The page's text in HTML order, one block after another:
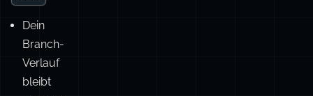
erhalten,
falls
benötigt,
und